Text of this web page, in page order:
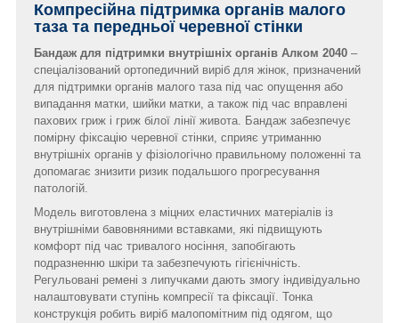
Компресійна підтримка органів малого
таза та передньої черевної стінки
Бандаж для підтримки внутрішніх органів Алком 2040 –
спеціалізований ортопедичний виріб для жінок, призначений
для підтримки органів малого таза під час опущення або
випадання матки, шийки матки, а також під час вправлені
пахових гриж і гриж білої лінії живота. Бандаж забезпечує
помірну фіксацію черевної стінки, сприяє утриманню
внутрішніх органів у фізіологічно правильному положенні та
допомагає знизити ризик подальшого прогресування
патологій.
Модель виготовлена з міцних еластичних матеріалів із
внутрішніми бавовняними вставками, які підвищують
комфорт під час тривалого носіння, запобігають
подразненню шкіри та забезпечують гігієнічність.
Регульовані ремені з липучками дають змогу індивідуально
налаштовувати ступінь компресії та фіксації. Тонка
конструкція робить виріб малопомітним під одягом, що